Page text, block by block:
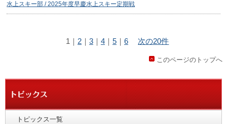
水上スキー部 / 2025年度早慶水上スキー定期戦
1 ｜ 2｜ 3｜ 4｜ 5｜ 6 次の20件
このページのトップへ
トピックス一覧